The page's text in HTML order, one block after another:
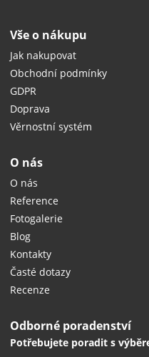
Vše o nákupu
Jak nakupovat
Obchodní podmínky
GDPR
Doprava
Věrnostní systém
O nás
O nás
Reference
Fotogalerie
Blog
Kontakty
Časté dotazy
Recenze
Odborné poradenství
Potřebujete poradit s